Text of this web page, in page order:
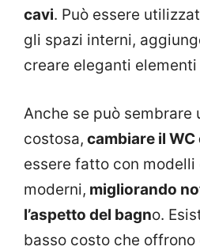
cavi. Può essere
gli spazi interni,
creare eleganti
Anche se può sembrare
costosa, cambiare il WC
essere fatto con modelli
moderni, migliorando
l’aspetto del bagno.
basso costo che offrono